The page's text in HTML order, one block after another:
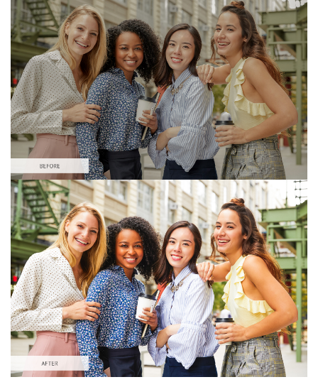
Xin hãy lựa chọn
Free Pastel Preset #8
Vintage Love
(60 Lr Presets)
Luxe Wedding
(230 Lr Presets)
Must-Have Collection